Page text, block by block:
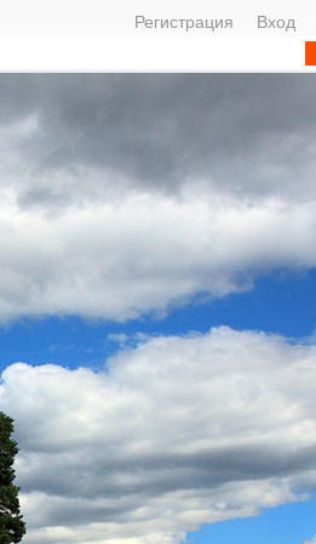
Регистрация Вход